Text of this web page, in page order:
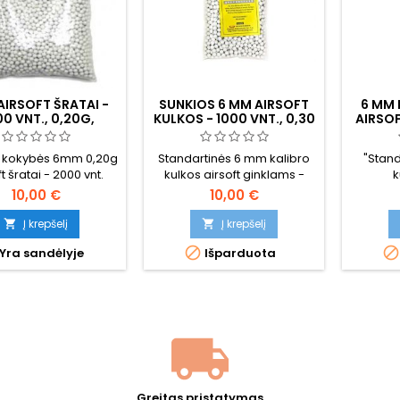
ŠRATAI -
VNT., 0,20G,
KOKYBĖS
6mm 0,20g
šratai - 2000 vnt.
maišelyje.
universalus
suderinamas su
AEG šautuvais
ginklais. Lygi
nuoseklus
10,00 €
 Į krepšelį
Yra sandėlyje
SUNKIOS 6 MM AIRSOFT
KULKOS - 1000 VNT., 0,30
G, SKIRTOS AŠTRIAM
ŠAUDYMUI
Standartinės 6 mm kalibro
kulkos airsoft ginklams -
1000 vnt., 0,30 g, geriausia
kokybė aštriam šaudymui.
Geresnė kokybė nei
standartinių kulkų, geresnis
tikslumas ir patikimumas,
neužsikemša tikslūs šoviniai.
10,00 €
 Į krepšelį
 Išparduota
6 MM
2000
2000
